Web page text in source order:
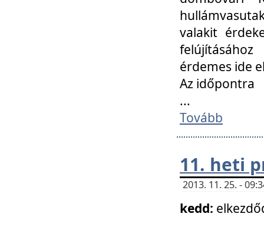
valakit
érdemes ide
Az időpontra
...
Tovább
11. heti
2013. 11. 25. -
kedd: